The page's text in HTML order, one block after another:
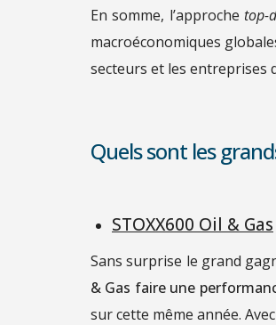
En somme, l’approche top-
macroéconomiques
secteurs et les entreprises
Quels sont les
STOXX600 Oil & Gas
Sans surprise le grand
& Gas faire une
sur cette même année.